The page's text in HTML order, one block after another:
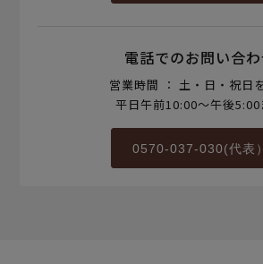
電話でのお問い合
営業時間 ： 土・日・祝日
平日午前10:00～午後5:00
0570-037-030(代表）